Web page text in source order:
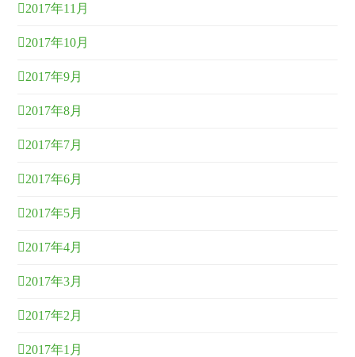
2017年11月
2017年10月
2017年9月
2017年8月
2017年7月
2017年6月
2017年5月
2017年4月
2017年3月
2017年2月
2017年1月